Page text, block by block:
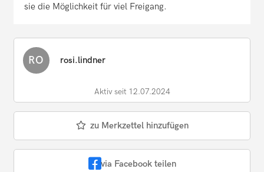
sie die Möglichkeit für viel Freigang.
RO rosi.lindner
Aktiv seit 12.07.2024
zu Merkzettel hinzufügen
via Facebook teilen